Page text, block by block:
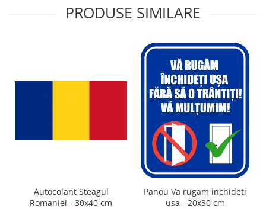
PRODUSE SIMILARE
Autocolant Steagul
Romaniei - 30x40 cm
Panou Va rugam inchideti
usa - 20x30 cm